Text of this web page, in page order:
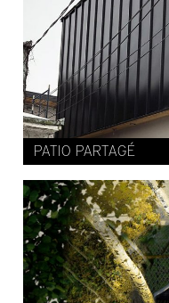
PATIO PARTAGÉ